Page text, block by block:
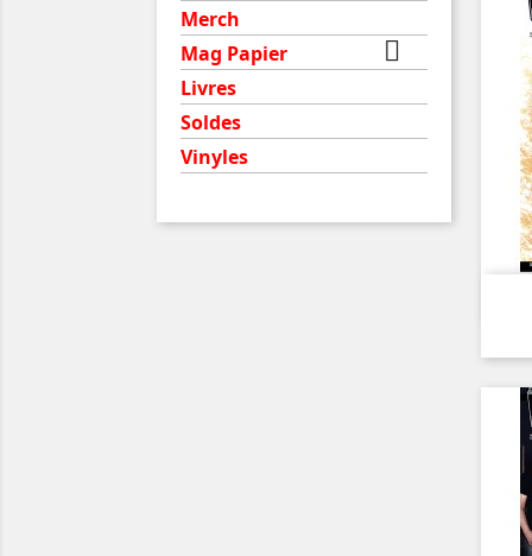
Merch
Mag Papier

Livres
Soldes
Vinyles